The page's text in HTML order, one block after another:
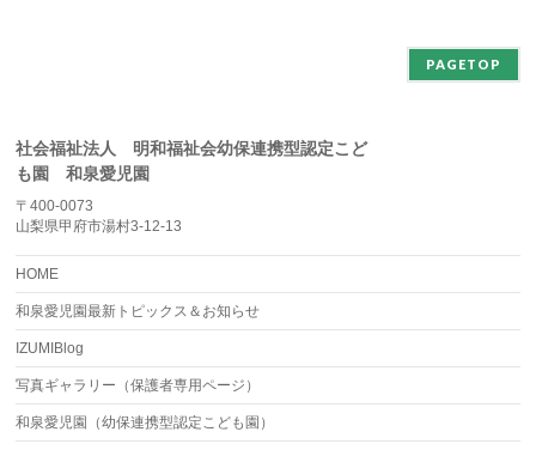
PAGETOP
社会福祉法人 明和福祉会幼保連携型認定こど
も園 和泉愛児園
〒400-0073
山梨県甲府市湯村3-12-13
HOME
和泉愛児園最新トピックス＆お知らせ
IZUMIBlog
写真ギャラリー（保護者専用ページ）
和泉愛児園（幼保連携型認定こども園）